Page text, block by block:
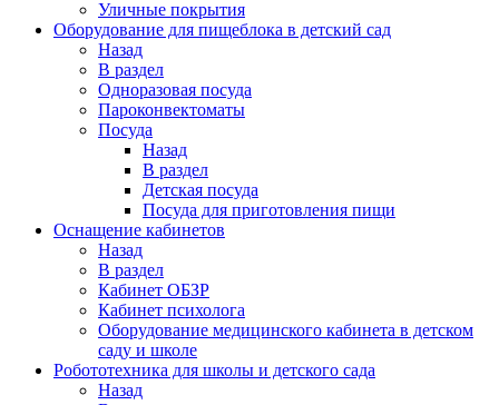
Уличные покрытия
Оборудование для пищеблока в детский сад
Назад
В раздел
Одноразовая посуда
Пароконвектоматы
Посуда
Назад
В раздел
Детская посуда
Посуда для приготовления пищи
Оснащение кабинетов
Назад
В раздел
Кабинет ОБЗР
Кабинет психолога
Оборудование медицинского кабинета в детском
саду и школе
Робототехника для школы и детского сада
Назад